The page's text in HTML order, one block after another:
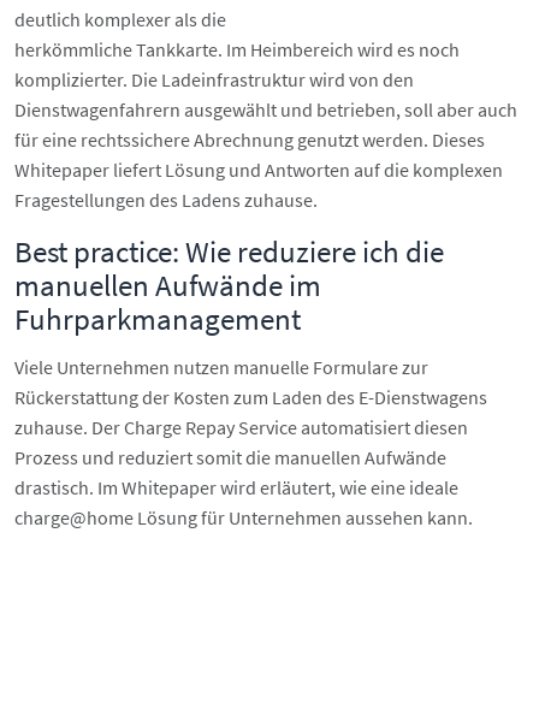
deutlich komplexer als die
herkömmliche Tankkarte. Im Heimbereich wird es noch
komplizierter. Die Ladeinfrastruktur wird von den
Dienstwagenfahrern ausgewählt und betrieben, soll aber auch
für eine rechtssichere Abrechnung genutzt werden. Dieses
Whitepaper liefert Lösung und Antworten auf die komplexen
Fragestellungen des Ladens zuhause.
Best practice: Wie reduziere ich die
manuellen Aufwände im
Fuhrparkmanagement
Viele Unternehmen nutzen manuelle Formulare zur
Rückerstattung der Kosten zum Laden des E-Dienstwagens
zuhause. Der Charge Repay Service automatisiert diesen
Prozess und reduziert somit die manuellen Aufwände
drastisch. Im Whitepaper wird erläutert, wie eine ideale
charge@home Lösung für Unternehmen aussehen kann.